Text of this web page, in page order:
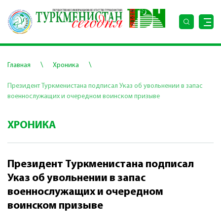
Главная \ Хроника \
Президент Туркменистана подписал Указ об увольнении в запас
военнослужащих и очередном воинском призыве
ХРОНИКА
Президент Туркменистана подписал
Указ об увольнении в запас
военнослужащих и очередном
воинском призыве